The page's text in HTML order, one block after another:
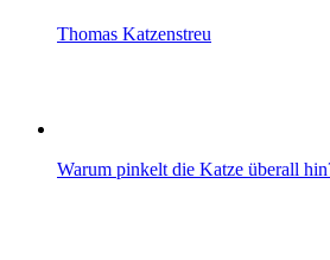
Thomas Katzenstreu
Warum pinkelt die Katze überall